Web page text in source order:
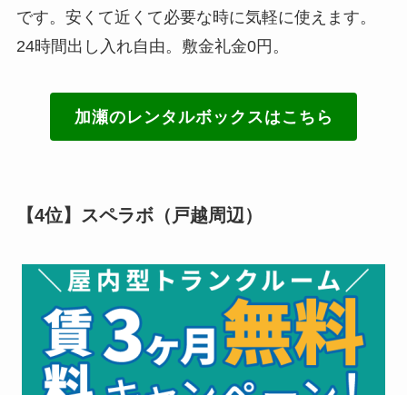
です。安くて近くて必要な時に気軽に使えます。
24時間出し入れ自由。敷金礼金0円。
加瀬のレンタルボックスはこちら
【4位】 スペラボ（戸越周辺）